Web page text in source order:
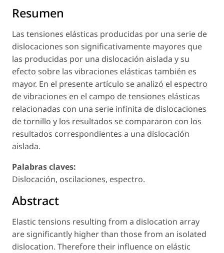
Resumen
Las tensiones elásticas producidas por una serie de
dislocaciones son significativamente mayores que
las producidas por una dislocación aislada y su
efecto sobre las vibraciones elásticas también es
mayor. En el presente artículo se analizó el espectro
de vibraciones en el campo de tensiones elásticas
relacionadas con una serie infinita de dislocaciones
de tornillo y los resultados se compararon con los
resultados correspondientes a una dislocación
aislada.
Palabras claves:
Dislocación, oscilaciones, espectro.
Abstract
Elastic tensions resulting from a dislocation array
are significantly higher than those from an isolated
dislocation. Therefore their influence on elástic